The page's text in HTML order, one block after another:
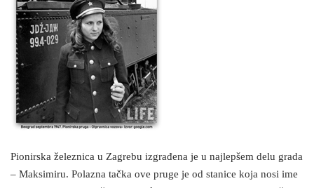
Pionirska železnica u Zagrebu izgrađena je u najlepšem delu grada
– Maksimiru. Polazna tačka ove pruge je od stanice koja nosi ime